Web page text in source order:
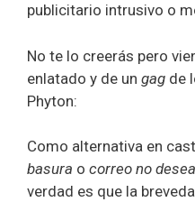
publicitario intrusivo o
No te lo creerás pero
enlatado y de un gag de
Phyton:
Como alternativa en
basura o correo no
verdad es que la